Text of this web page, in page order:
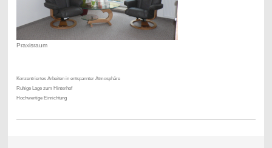
Praxisraum
Konzentriertes Arbeiten in entspannter Atmosphäre
Ruhige Lage zum Hinterhof
Hochwertige Einrichtung